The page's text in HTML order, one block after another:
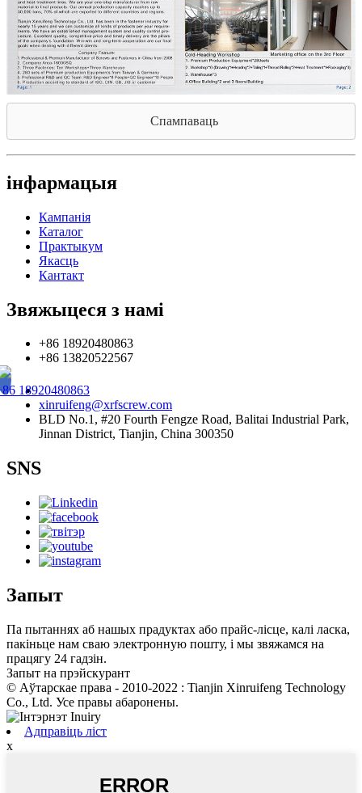
Спампаваць
інфармацыя
Кампанія
Каталог
Практыкум
Якасць
Кантакт
Звяжыцеся з намі
+86 18920480863
+86 13820522567
18920480863
xinruifeng@xrfscrew.com
BLD No.1, #20 Fourth Fengze Road, Balitai Industrial Park,
Jinnan District, Tianjin, China 300350
SNS
Запыт
Па пытаннях аб нашых прадуктах або прайс-лісце, калі ласка,
пакіньце нам сваю электронную пошту, і мы звяжамся на
працягу 24 гадзін.
Запыт на прэйскурант
© Аўтарскае права - 2010-2022 : Tianjin Xinruifeng Technology
Co., Ltd. Усе правы абаронены.
Адправіць ліст
x